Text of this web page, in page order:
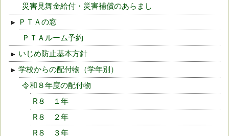
災害見舞金給付・災害補償のあらまし
ＰＴＡの窓
ＰＴＡルーム予約
いじめ防止基本方針
学校からの配付物（学年別）
令和８年度の配付物
R８ １年
R８ ２年
R８ ３年